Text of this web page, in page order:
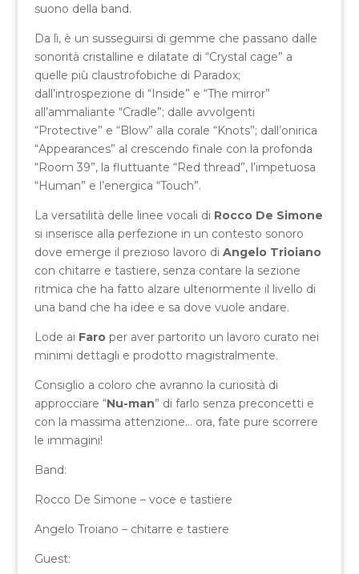
suono della band.
Da lì, è un susseguirsi di gemme che passano dalle
sonorità cristalline e dilatate di “Crystal cage” a
quelle più claustrofobiche di Paradox;
dall’introspezione di “Inside” e “The mirror”
all’ammaliante “Cradle”; dalle avvolgenti
“Protective” e “Blow” alla corale “Knots”; dall’onirica
“Appearances” al crescendo finale con la profonda
“Room 39”, la fluttuante “Red thread”, l’impetuosa
“Human” e l’energica “Touch”.
La versatilità delle linee vocali di Rocco De Simone
si inserisce alla perfezione in un contesto sonoro
dove emerge il prezioso lavoro di Angelo Trioiano
con chitarre e tastiere, senza contare la sezione
ritmica che ha fatto alzare ulteriormente il livello di
una band che ha idee e sa dove vuole andare.
Lode ai Faroper aver partorito un lavoro curato nei
minimi dettagli e prodotto magistralmente.
Consiglio a coloro che avranno la curiosità di
approcciare “Nu-man” di farlo senza preconcetti e
con la massima attenzione… ora, fate pure scorrere
le immagini!
Band:
Rocco De Simone – voce e tastiere
Angelo Troiano – chitarre e tastiere
Guest: